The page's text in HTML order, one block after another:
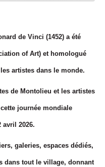
de Vinci (1452) a été
of Art) et homologué
artistes dans le monde.
de Montolieu et les artistes
journée mondiale
avril 2026.
galeries, espaces dédiés,
dans tout le village, donnant